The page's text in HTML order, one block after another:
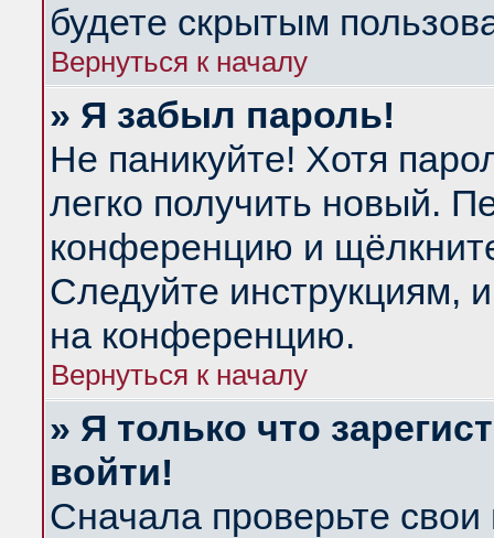
будете скрытым
Вернуться к началу
» Я забыл пароль!
Не паникуйте! Хотя
легко получить новый.
конференцию и
Следуйте инструкциям,
на конференцию.
Вернуться к началу
» Я только что
войти!
Сначала проверьте